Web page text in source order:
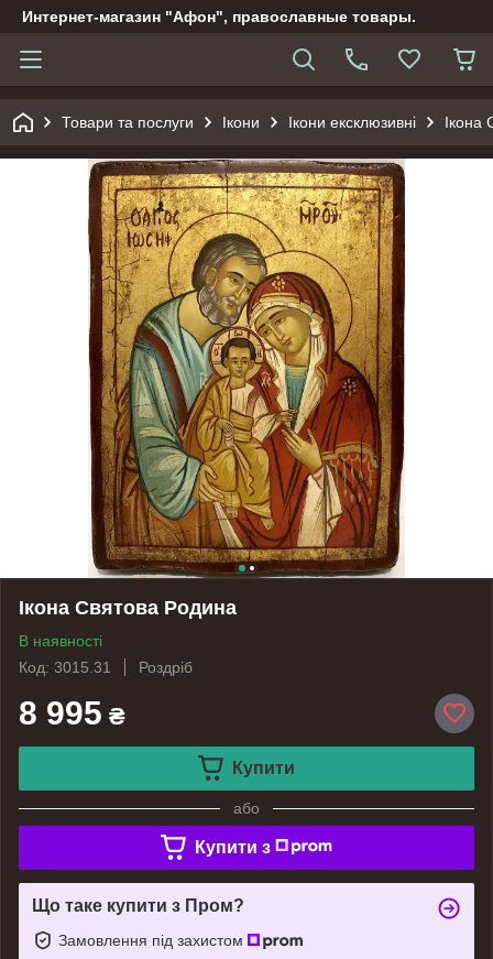
Интернет-магазин "Афон", православные товары.
Товари та послуги Ікони Ікони ексклюзивні Ікона
Ікона Святова Родина
В наявності
Код: 3015.31
Роздріб
8 995 ₴
Купити
або
Купити з
Що таке купити з Пром?
Замовлення під захистом